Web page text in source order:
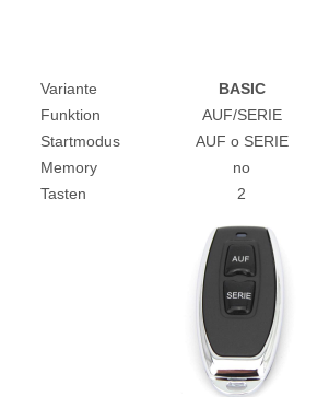
Variante BASIC
Funktion
AUF/SERIE
Startmodus
AUF o SERIE
Memory
no
Tasten
2